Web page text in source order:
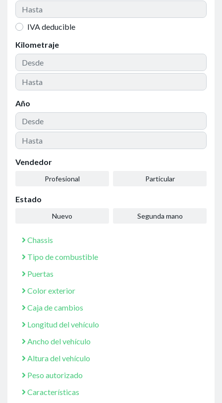
IVA deducible
Kilometraje
Año
Vendedor
Profesional Particular
Estado
Nuevo Segunda mano
Chassis
Tipo de combustible
Puertas
Color exterior
Caja de cambios
Longitud del vehículo
Ancho del vehículo
Altura del vehículo
Peso autorizado
Características